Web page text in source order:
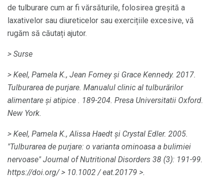
de tulburare cum ar fi vărsăturile, folosirea greșită a
laxativelor sau diureticelor sau exercițiile excesive, vă
rugăm să căutați ajutor.
> Surse
> Keel, Pamela K., Jean Forney și Grace Kennedy. 2017.
Tulburarea de purjare. Manualul clinic al tulburărilor
alimentare și atipice . 189-204. Presa Universitatii Oxford.
New York.
> Keel, Pamela K., Alissa Haedt și Crystal Edler. 2005.
"Tulburarea de purjare: o varianta ominoasa a bulimiei
nervoase"Journal ofNutritional Disorders 38 (3): 191-99.
https://doi.org/ > 10.1002 / eat.20179 >.